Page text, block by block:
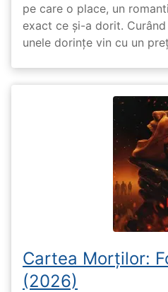
pe care o place, un
exact ce și-a dorit.
unele dorințe vin cu un
Cartea Morților:
(2026)